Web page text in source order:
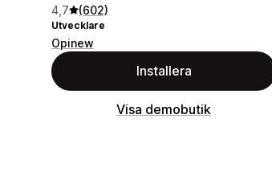
4,7 (602)
Utvecklare
Opinew
Installera
Visa demobutik